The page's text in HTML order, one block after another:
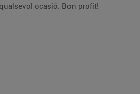
ocasió. Bon profit!